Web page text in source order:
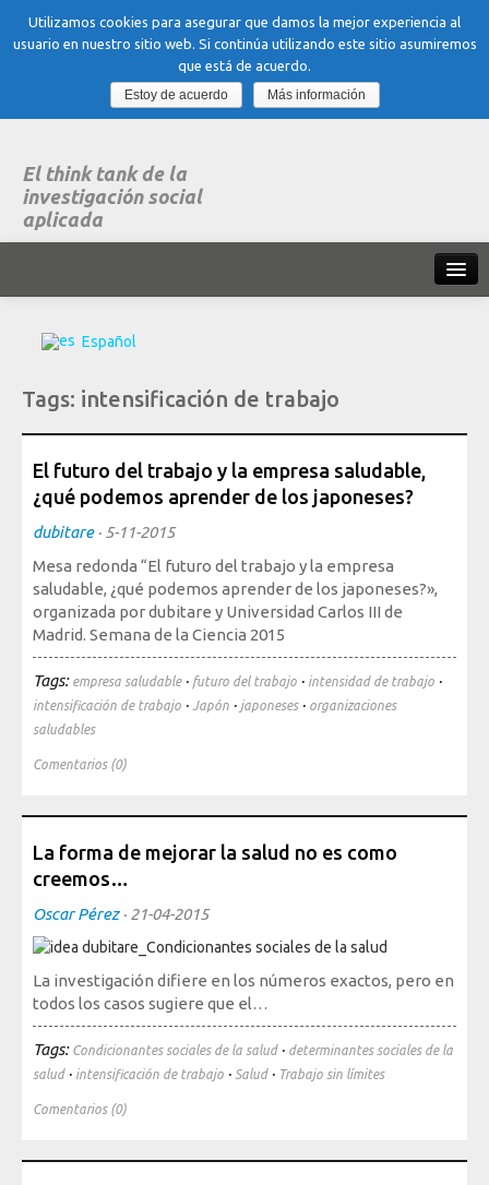
El think tank de la
investigación social
aplicada
Areas
de experiencia
Organización, Trabajo y Salud
Sociedad, Innovación y Salud
Internacional, Sectores y Salud
Nuestra propuesta
Blogs
Blog: Organización, Trabajo y Salud
Blog: Sociedad, Innovación y Salud
Publicaciones
Publicaciones: Sociedad, Innovación y Salud
Publicaciones: Internacional, Sectores y Salud
Mediateca
Español
Tags: intensificación de trabajo
El futuro del trabajo y la empresa saludable,
¿qué podemos aprender de los japoneses?
dubitare· 5-11-2015
Mesa redonda “El futuro del trabajo y la empresa
saludable, ¿qué podemos aprender de los japoneses?»,
organizada por dubitare y Universidad Carlos III de
Madrid. Semana de la Ciencia 2015
Tags: empresa saludable· futuro del trabajo · intensidad de trabajo ·
intensificación de trabajo · Japón · japoneses· organizaciones
saludables
Comentarios (0)
La forma de mejorar la salud no es como
creemos…
Oscar Pérez· 21-04-2015
La investigación difiere en los números exactos, pero en
todos los casos sugiere que el…
Tags: Condicionantes sociales de la salud· determinantes sociales de la
salud· intensificación de trabajo · Salud· Trabajo sin límites
Comentarios (0)
Utilizamos cookies para asegurar que damos la mejor experiencia al
usuario en nuestro sitio web. Si continúa utilizando este sitio asumiremos
que está de acuerdo.
Estoy de acuerdo
Más información